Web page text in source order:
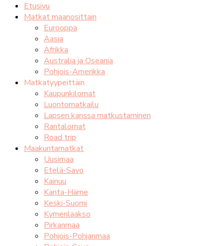
Etusivu
Matkat maanosittain
Eurooppa
Aasia
Afrikka
Australia ja Oseania
Pohjois-Amerikka
Matkatyypeittäin
Kaupunkilomat
Luontomatkailu
Lapsen kanssa matkustaminen
Rantalomat
Road trip
Maakuntamatkat
Uusimaa
Etelä-Savo
Kainuu
Kanta-Häme
Keski-Suomi
Kymenlaakso
Pirkanmaa
Pohjois-Pohjanmaa